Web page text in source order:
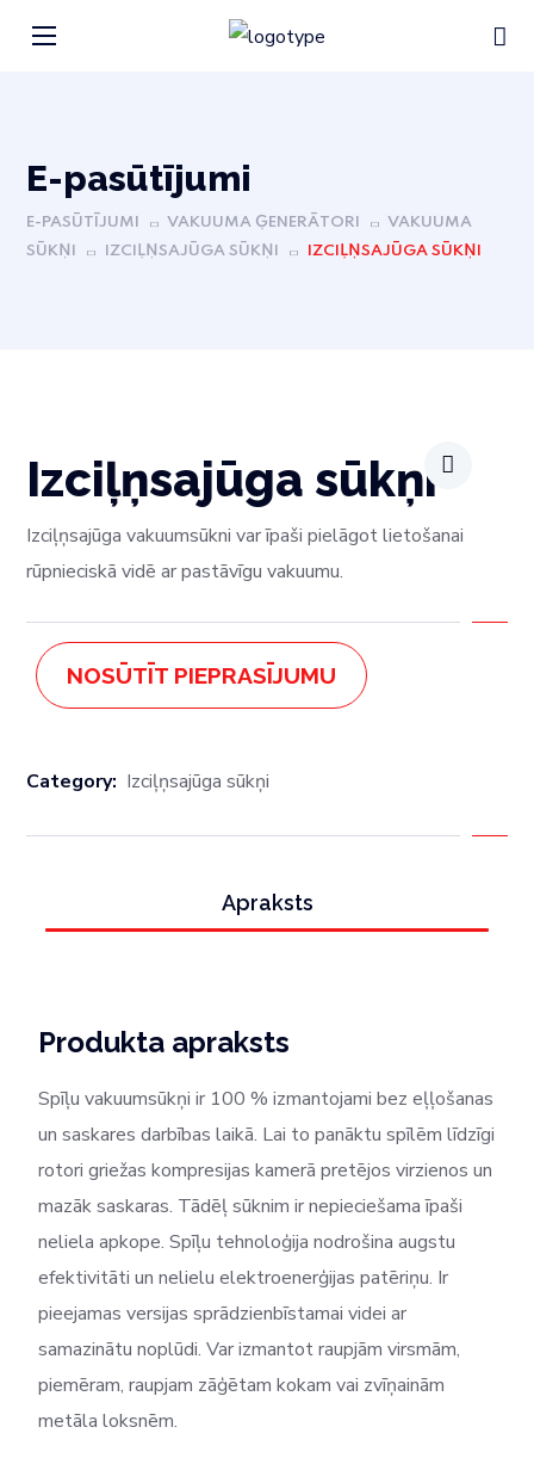
Е-pasūtījumi
E-PASŪTĪJUMI VAKUUMA ĢENERĀTORI
VAKUUMA
SŪKŅI
IZCIĻŅSAJŪGA SŪKŅI IZCIĻŅSAJŪGA SŪKŅI
Izciļņsajūga sūkņi
Izciļņsajūga vakuumsūkni var īpaši pielāgot lietošanai
rūpnieciskā vidē ar pastāvīgu vakuumu.
NOSŪTĪT PIEPRASĪJUMU
Category: Izciļņsajūga sūkņi
Apraksts
Produkta apraksts
Spīļu vakuumsūkņi ir 100 % izmantojami bez eļļošanas
un saskares darbības laikā. Lai to panāktu spīlēm līdzīgi
rotori griežas kompresijas kamerā pretējos virzienos un
mazāk saskaras. Tādēļ sūknim ir nepieciešama īpaši
neliela apkope. Spīļu tehnoloģija nodrošina augstu
efektivitāti un nelielu elektroenerģijas patēriņu. Ir
pieejamas versijas sprādzienbīstamai videi ar
samazinātu noplūdi. Var izmantot raupjām virsmām,
piemēram, raupjam zāģētam kokam vai zvīņainām
metāla loksnēm.